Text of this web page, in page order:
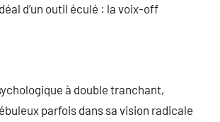
d’un outil éculé : la voix-off
à double tranchant,
parfois dans sa vision radicale